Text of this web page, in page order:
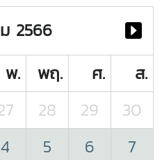
2566
พ. พฤ. ศ.
ส.
28 29
30
4 5 6
7